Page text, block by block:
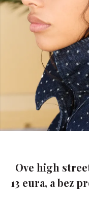
Ove high
13 eura, a bez